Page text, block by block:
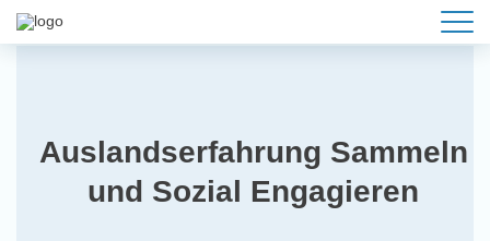
Auslandserfahrung Sammeln
und Sozial Engagieren